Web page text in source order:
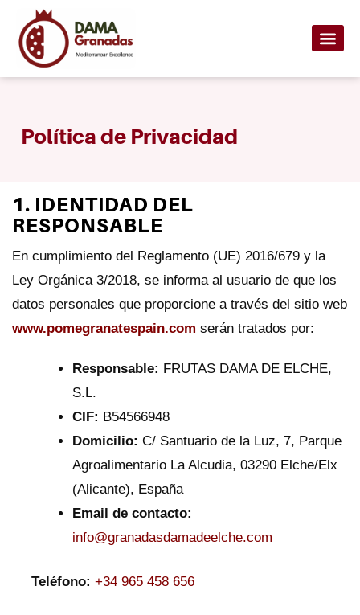
content
Política de Privacidad
1. IDENTIDAD DEL
RESPONSABLE
En cumplimiento del Reglamento (UE) 2016/679 y la
Ley Orgánica 3/2018, se informa al usuario de que los
datos personales que proporcione a través del sitio web
www.pomegranatespain.com serán tratados por:
Responsable: FRUTAS DAMA DE ELCHE,
S.L.
CIF: B54566948
Domicilio: C/ Santuario de la Luz, 7, Parque
Agroalimentario La Alcudia, 03290 Elche/Elx
(Alicante), España
Email de contacto:
info@granadasdamadeelche.com
Teléfono: +34 965 458 656